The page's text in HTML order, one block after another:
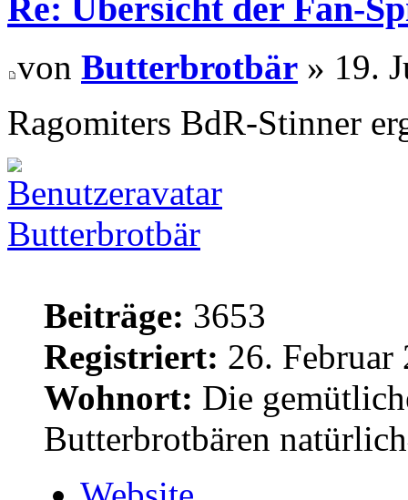
Re: Übersicht der Fan-
von Butterbrotbär » 19.
Ragomiters BdR-Stinner
Butterbrotbär
Beiträge: 3653
Registriert: 26. Februar
Wohnort: Die
Butterbrotbären